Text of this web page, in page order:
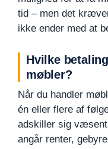
tid – men det
ikke ender med at
Hvilke
møbler?
Når du handler
én eller flere af
adskiller sig
angår renter,